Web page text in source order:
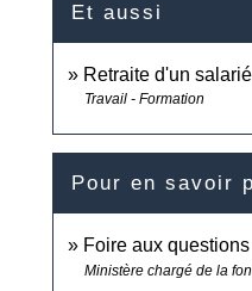
Et aussi
Retraite d'un
Travail - Formation
Pour en savoir
Foire aux
Ministère chargé de la